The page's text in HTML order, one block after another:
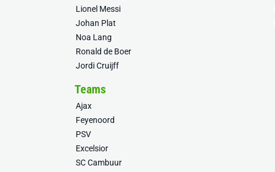
Lionel Messi
Johan Plat
Noa Lang
Ronald de Boer
Jordi Cruijff
Teams
Ajax
Feyenoord
PSV
Excelsior
SC Cambuur